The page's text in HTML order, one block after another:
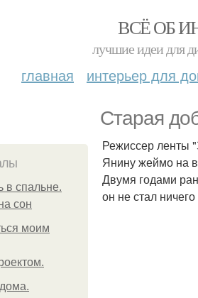
ВСЁ ОБ
лучшие идеи для
главная интерьер для
Старая
в спальне.
сон
моим
Режиссер ленты
Янину жеймо на
Двумя годами
он не стал